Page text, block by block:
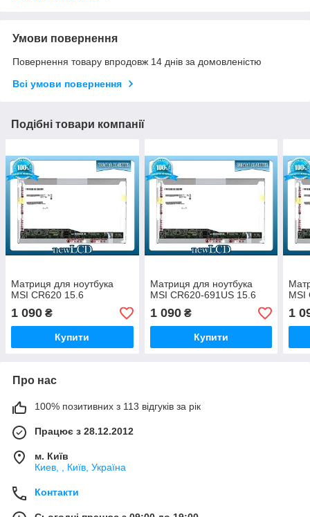
Умови повернення
Повернення товару впродовж 14 днів за домовленістю
Всі умови повернення
Подібні товари компанії
Матриця для ноутбука
MSI CR620 15.6
1 090 ₴
Купити
Матриця для ноутбука
MSI CR620-691US 15.6
1 090₴
Купити
MSI
1
Про нас
100% позитивних з 113 відгуків за рік
Працює з 28.12.2012
м. Київ
Киев, , Київ, Україна
Контакти